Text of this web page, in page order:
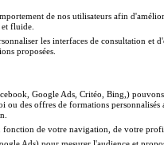
de nos utilisateurs afin
fluide.
les interfaces de consultation et
proposées.
Google Ads, Critéo, Bing,)
ou des offres de formations
fonction de votre navigation, de votre